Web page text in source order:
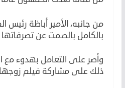
من جانبه، الأمير أباظة رئيس
بالكامل بالصمت عن
وأصر على التعامل بهدوء مع
ذلك على مشاركة فيلم